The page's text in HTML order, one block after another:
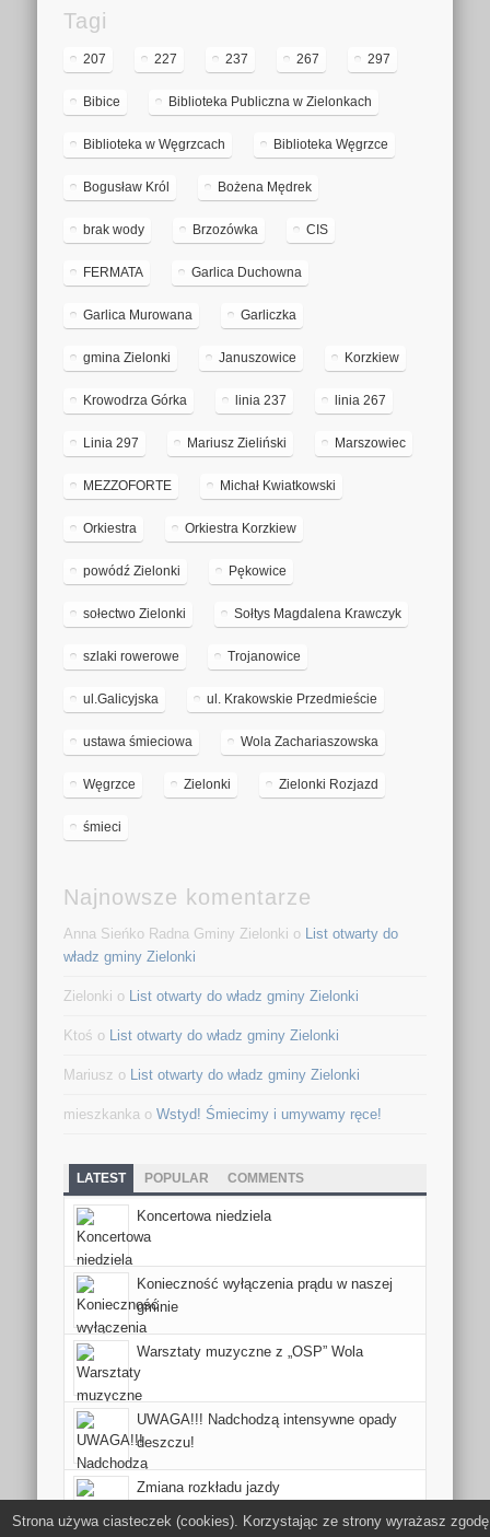
Tagi
207 227 237 267 297
Bibice Biblioteka Publiczna w Zielonkach
Biblioteka w Węgrzcach Biblioteka Węgrzce
Bogusław Król Bożena Mędrek
brak wody Brzozówka CIS
FERMATA Garlica Duchowna
Garlica Murowana Garliczka
gmina Zielonki Januszowice Korzkiew
Krowodrza Górka linia 237 linia 267
Linia 297 Mariusz Zieliński Marszowiec
MEZZOFORTE Michał Kwiatkowski
Orkiestra Orkiestra Korzkiew
powódź Zielonki Pękowice
sołectwo Zielonki Sołtys Magdalena Krawczyk
szlaki rowerowe Trojanowice
ul.Galicyjska ul. Krakowskie Przedmieście
ustawa śmieciowa Wola Zachariaszowska
Węgrzce Zielonki Zielonki Rozjazd
śmieci
Najnowsze komentarze
Anna Sieńko Radna Gminy Zielonki o List otwarty do
władz gminy Zielonki
Zielonki o List otwarty do władz gminy Zielonki
Ktoś o List otwarty do władz gminy Zielonki
Mariusz o List otwarty do władz gminy Zielonki
mieszkanka oWstyd! Śmiecimy i umywamy ręce!
LATEST POPULAR COMMENTS
Koncertowa niedziela
Konieczność wyłączenia prądu w naszej
gminie
Warsztaty muzyczne z „OSP” Wola
UWAGA!!! Nadchodzą intensywne opady
deszczu!
Zmiana rozkładu jazdy
Strona używa ciasteczek (cookies). Korzystając ze strony wyrażasz zgodę